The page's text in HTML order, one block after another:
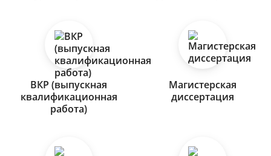
ВКР (выпускная
квалификационная
работа)
Магистерская
диссертация